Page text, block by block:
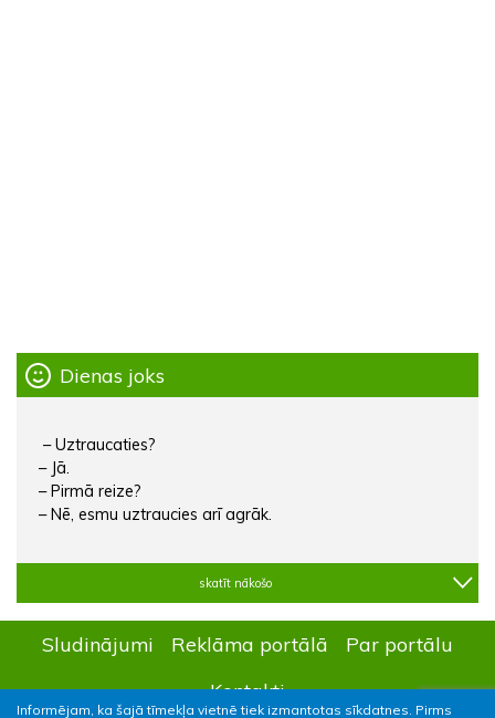
Informējam, ka šajā tīmekļa vietnē tiek izmantotas sīkdatnes. Pirms
Dienas joks
– Uztraucaties?
– Jā.
– Pirmā reize?
– Nē, esmu uztraucies arī agrāk.
skatīt nākošo
Sludinājumi Reklāma portālā
Par portālu
Kontakti